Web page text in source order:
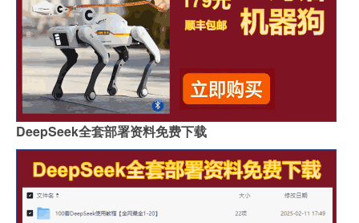
DeepSeek全套部署资料免费下载